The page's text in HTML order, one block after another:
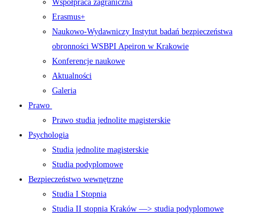
Współpraca zagraniczna
Erasmus+
Naukowo-Wydawniczy Instytut badań bezpieczeństwa
obronności WSBPI Apeiron w Krakowie
Konferencje naukowe
Aktualności
Galeria
Prawo
Prawo studia jednolite magisterskie
Psychologia
Studia jednolite magisterskie
Studia podyplomowe
Bezpieczeństwo wewnętrzne
Studia I Stopnia
Studia II stopnia Kraków —> studia podyplomowe